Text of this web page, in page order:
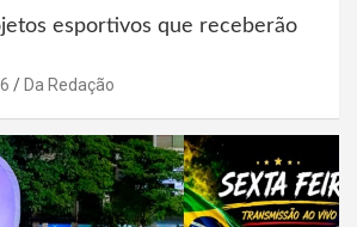
esportivos que receberão
Da Redação